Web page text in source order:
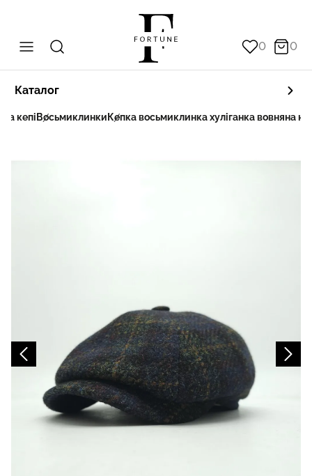
0 0
Каталог
кепі Восьмиклинки Кепка восьмиклинка хуліганка вовняна